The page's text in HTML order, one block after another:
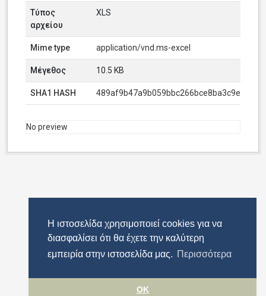
Η ιστοσελίδα χρησιμοποιεί cookies για να
διασφαλίσει ότι θα έχετε την καλύτερη
εμπειρία στην ιστοσελίδα μας. Περισσότερα
OK
Τύπος
αρχείου
XLS
Mime type application/vnd.ms-excel
Μέγεθος 10.5 KB
SHA1 HASH
No preview